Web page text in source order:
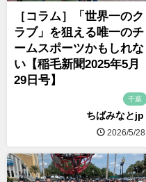
［コラム］「世界一のク
ラブ」を狙える唯一のチ
ームスポーツかもしれな
い【稲毛新聞2025年5月
29日号】
千葉
ちばみなとjp
2026/5/28